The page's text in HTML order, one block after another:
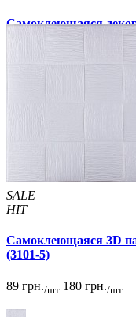
Самоклеющаяся
молочный дуб
160 грн.
SALE
HIT
Самоклеющаяся 3D
(3101-5)
89 грн./шт 180 грн./шт